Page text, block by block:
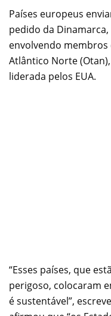
Países europeus
pedido da
envolvendo membros
Atlântico Norte
liderada pelos EUA.
“Esses países, que
perigoso, colocaram
é sustentável”,